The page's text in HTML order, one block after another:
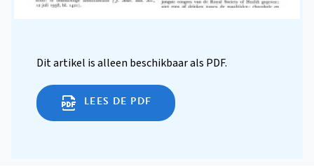
Dit artikel is alleen beschikbaar als PDF.
LEES DE PDF